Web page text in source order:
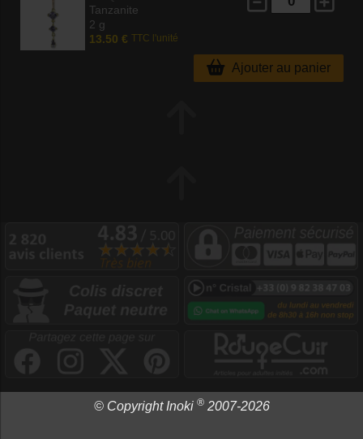
Tanzanite
2 g
13.50 € TTC l'unité
Ajouter au panier
© Copyright Inoki ®2007-2026